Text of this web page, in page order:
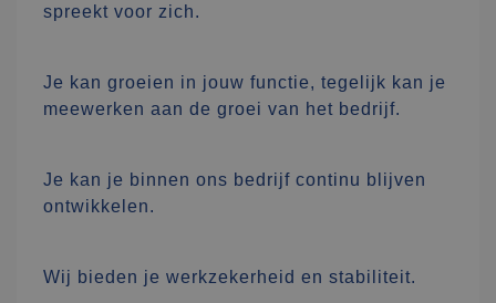
spreekt voor zich.
Je kan groeien in jouw functie, tegelijk kan je
meewerken aan de groei van het bedrijf.
Je kan je binnen ons bedrijf continu blijven
ontwikkelen.
Wij bieden je werkzekerheid en stabiliteit.